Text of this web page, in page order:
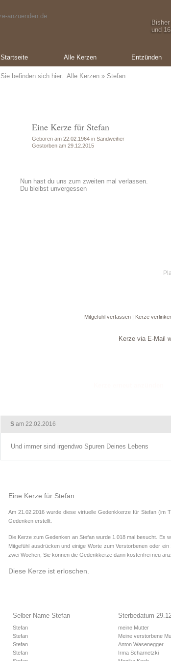
und
Startseite Alle Kerzen Entzünden
Sie befinden sich hier: Alle Kerzen » Stefan
Eine Kerze für Stefan
Geboren am 22.02.1964 in Sandweiher
Gestorben am 29.12.2015
Nun hast du uns zum zweiten mal verlassen.
Du bleibst unvergessen
Mitgefühl verfassen | Kerze
Kerze via E-Mail
S am 22.02.2016
Und immer sind irgendwo Spuren Deines Lebens
Eine Kerze für Stefan
Am 21.02.2016 wurde diese virtuelle Gedenkkerze für Stefan (im
Gedenken erstellt.
Die Kerze zum Gedenken an Stefan wurde 1.018 mal besucht. Es
Mitgefühl ausdrücken und einige Worte zum Verstorbenen oder
zwei Wochen, Sie können die Gedenkkerze dann kostenfrei neu
Diese Kerze ist erloschen.
Selber Name Stefan
Stefan
Stefan
Stefan
Stefan
Sterbedatum
meine Mutter
Meine verstorbene
Anton Wasenegger
Irma Scharnetzki